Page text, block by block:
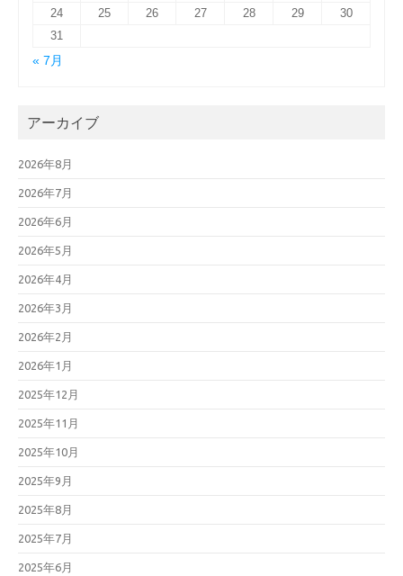
24
25 26 27 28 29
30
31
« 7月
アーカイブ
2026年8月
2026年7月
2026年6月
2026年5月
2026年4月
2026年3月
2026年2月
2026年1月
2025年12月
2025年11月
2025年10月
2025年9月
2025年8月
2025年7月
2025年6月